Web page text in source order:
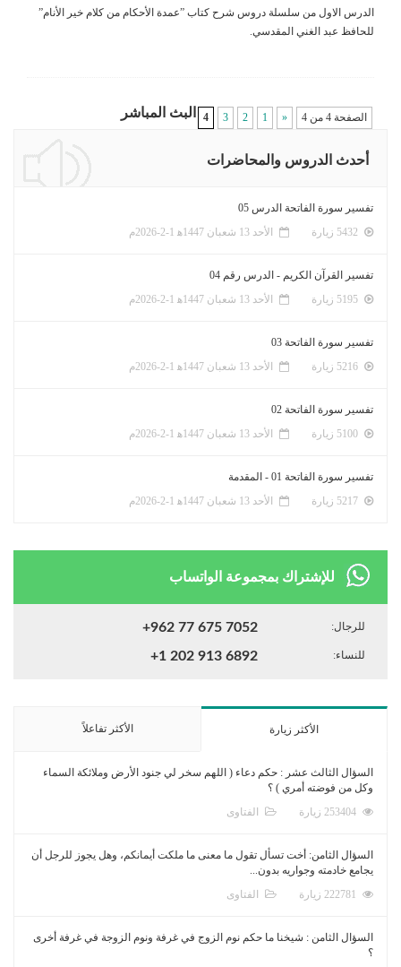
الدرس الاول من سلسلة دروس شرح كتاب ”عمدة الأحكام من كلام خير الأنام”
للحافظ عبد الغني المقدسي.
الصفحة 4 من 4 «
1
2
3
4 البث المباشر
أحدث الدروس والمحاضرات
تفسير سورة الفاتحة الدرس 05
الأحد 13 شعبان 1447ﻫ 1-2-2026م
تفسير القرآن الكريم - الدرس رقم 04
الأحد 13 شعبان 1447ﻫ 1-2-2026م
تفسير سورة الفاتحة 03
الأحد 13 شعبان 1447ﻫ 1-2-2026م
تفسير سورة الفاتحة 02
الأحد 13 شعبان 1447ﻫ 1-2-2026م
تفسير سورة الفاتحة 01 - المقدمة
الأحد 13 شعبان 1447ﻫ 1-2-2026م
للإشتراك بمجموعة الواتساب
للرجال: +962 77 675 7052
للنساء: +1 202 913 6892
الأكثر زيارة الأكثر تفاعلاً
السؤال الثالث عشر : حكم دعاء ( اللهم سخر لي جنود الأرض وملائكة السماء
وكل من فوضته أمري ) ؟
الفتاوى
السؤال الثامن: أخت تسأل تقول ما معنى ما ملكت أيمانكم، وهل يجوز للرجل أن
يجامع خادمته وجواريه بدون...
الفتاوى
السؤال الثامن : شيخنا ما حكم نوم الزوج في غرفة ونوم الزوجة في غرفة أخرى
؟